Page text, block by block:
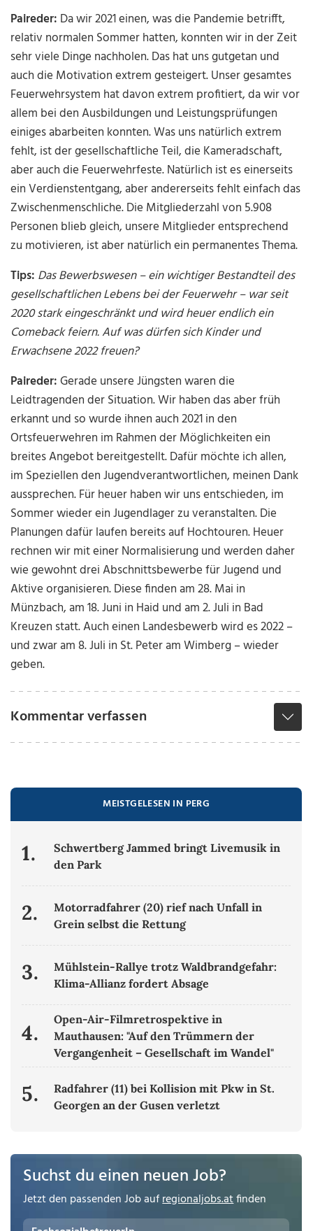
Paireder: Da wir 2021 einen, was die Pandemie betrifft,
relativ normalen Sommer hatten, konnten wir in der Zeit
sehr viele Dinge nachholen. Das hat uns gutgetan und
auch die Motivation extrem gesteigert. Unser gesamtes
Feuerwehrsystem hat davon extrem profitiert, da wir vor
allem bei den Ausbildungen und Leistungsprüfungen
einiges abarbeiten konnten. Was uns natürlich extrem
fehlt, ist der gesellschaftliche Teil, die Kameradschaft,
aber auch die Feuerwehrfeste. Natürlich ist es einerseits
ein Verdienstentgang, aber andererseits fehlt einfach das
Zwischenmenschliche. Die Mitgliederzahl von 5.908
Personen blieb gleich, unsere Mitglieder entsprechend
zu motivieren, ist aber natürlich ein permanentes Thema.
Tips: Das Bewerbswesen – ein wichtiger Bestandteil des
gesellschaftlichen Lebens bei der Feuerwehr – war seit
2020 stark eingeschränkt und wird heuer endlich ein
Comeback feiern. Auf was dürfen sich Kinder und
Erwachsene 2022 freuen?
Paireder:Gerade unsere Jüngsten waren die
Leidtragenden der Situation. Wir haben das aber früh
erkannt und so wurde ihnen auch 2021 in den
Ortsfeuerwehren im Rahmen der Möglichkeiten ein
breites Angebot bereitgestellt. Dafür möchte ich allen,
im Speziellen den Jugendverantwortlichen, meinen Dank
aussprechen. Für heuer haben wir uns entschieden, im
Sommer wieder ein Jugendlager zu veranstalten. Die
Planungen dafür laufen bereits auf Hochtouren. Heuer
rechnen wir mit einer Normalisierung und werden daher
wie gewohnt drei Abschnittsbewerbe für Jugend und
Aktive organisieren. Diese finden am 28. Mai in
Münzbach, am 18. Juni in Haid und am 2. Juli in Bad
Kreuzen statt. Auch einen Landesbewerb wird es 2022 –
und zwar am 8. Juli in St. Peter am Wimberg – wieder
geben.
Kommentar verfassen
MEISTGELESEN IN PERG
1.
Schwertberg Jammed bringt Livemusik in
den Park
2.
Motorradfahrer (20) rief nach Unfall in
Grein selbst die Rettung
3.
Mühlstein-Rallye trotz Waldbrandgefahr:
Klima-Allianz fordert Absage
4.
Open-Air-Filmretrospektive in
Mauthausen: "Auf den Trümmern der
Vergangenheit – Gesellschaft im Wandel"
5.
Radfahrer (11) bei Kollision mit Pkw in St.
Georgen an der Gusen verletzt
Suchst du einen neuen Job?
Jetzt den passenden Job aufregionaljobs.atfinden